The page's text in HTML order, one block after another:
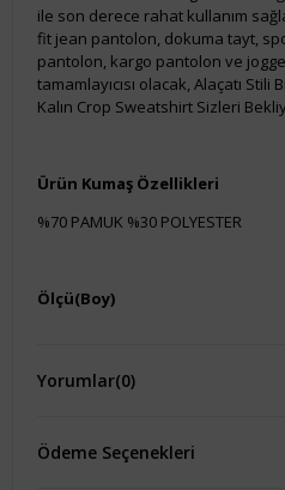
ile son derece rahat kullanım
fit jean pantolon, dokuma tayt,
pantolon, kargo pantolon ve
tamamlayıcısı olacak, Alaçatı Stili
Kalın Crop Sweatshirt Sizleri
Ürün Kumaş Özellikleri
%70 PAMUK %30 POLYESTER
Ölçü(Boy)
Yorumlar(0)
Ödeme Seçenekleri